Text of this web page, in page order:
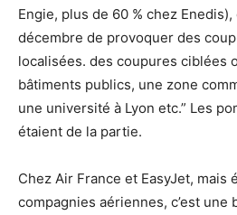
Engie, plus de 60 % chez
décembre de provoquer des
localisées. des coupures ciblées
bâtiments publics, une zone
une université à Lyon etc.” Les
étaient de la partie.
Chez Air France et EasyJet, mais
compagnies aériennes, c’est une